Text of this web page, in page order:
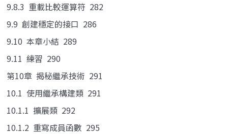
9.8.3 重載比較運算符 282
9.9 創建穩定的接口 286
9.10 本章小結 289
9.11 練習 290
第10章 揭秘繼承技術 291
10.1 使用繼承構建類 291
10.1.1 擴展類 292
10.1.2 重寫成員函數 295